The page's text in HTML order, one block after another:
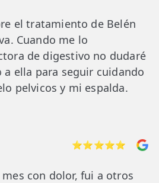
el tratamiento de Belén
Cuando me lo
de digestivo no dudaré
a ella para seguir cuidando
pelvicos y mi espalda.
⭐⭐⭐⭐⭐
con dolor, fui a otros